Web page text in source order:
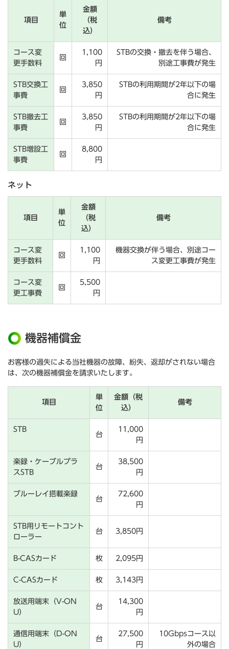
項目
単
位
金額
（税
込）
備考
コース変
更手数料
回
1,100
円
STBの交換・撤去を伴う場合、
別途工事費が発生
STB交換工
事費
回
3,850
円
STBの利用期間が2年以下の場
合に発生
STB撤去工
事費
回
3,850
円
STBの利用期間が2年以下の場
合に発生
STB増設工
事費
回
8,800
円
ネット
項目
単
位
金額
（税
込）
備考
コース変
更手数料
回
1,100
円
機器交換が伴う場合、別途コー
ス変更工事費が発生
コース変
更工事費
回
5,500
円
機器補償金
お客様の過失による当社機器の故障、紛失、返却がされない場合
は、次の機器補償金を請求いたします。
項目
単
位
金額（税
込）
備考
STB
台
11,000
円
楽録・ケーブルプラ
スSTB
台
38,500
円
ブルーレイ搭載楽録
台
72,600
円
STB用リモートコント
ローラー
台 3,850円
B-CASカード 枚 2,095円
C-CASカード 枚 3,143円
放送用端末（V-ON
U）
台
14,300
円
通信用端末（D-ON
U）
台
27,500
円
10Gbpsコース以
外の場合